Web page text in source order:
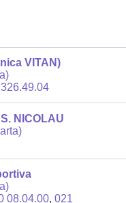
VITAN)
NICOLAU
08.04.00,021